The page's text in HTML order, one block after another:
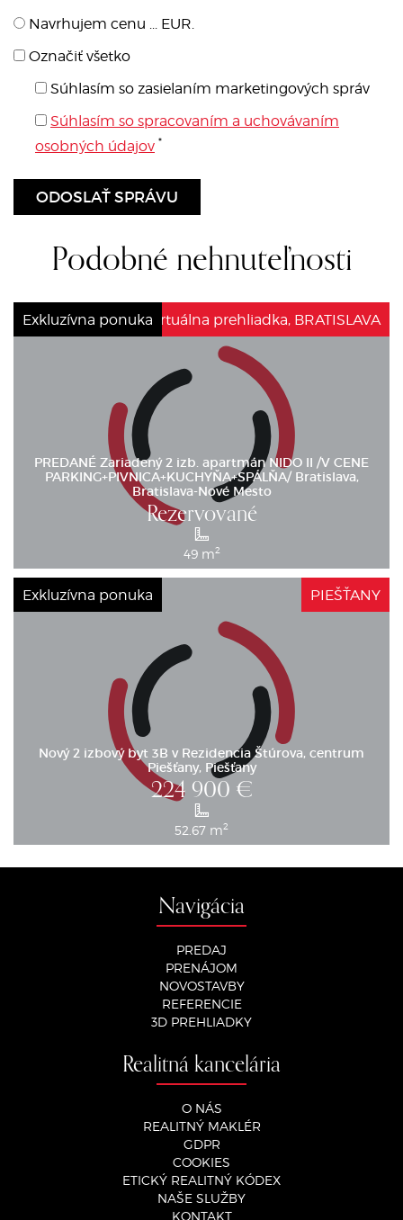
Navrhujem cenu ... EUR.
Označiť všetko
Súhlasím so zasielaním marketingových správ
Súhlasím so spracovaním a uchovávaním
osobných údajov *
Podobné nehnuteľnosti
Exkluzívna ponuka
PREDANÉ Zariadený 2 izb. apartmán NIDO II /V CENE
PARKING+PIVNICA+KUCHYŇA+SPÁLŇA/ Bratislava,
Bratislava-Nové Mesto
Rezervované
49 m2
Virtuálna prehliadka, BRATISLAVA
Exkluzívna ponuka
Nový 2 izbový byt 3B v Rezidencia Štúrova, centrum
Piešťany, Piešťany
224 900 €
52.67 m2
PIEŠŤANY
Navigácia
PREDAJ
PRENÁJOM
NOVOSTAVBY
REFERENCIE
3D PREHLIADKY
Realitná kancelária
O NÁS
REALITNÝ MAKLÉR
GDPR
COOKIES
ETICKÝ REALITNÝ KÓDEX
NAŠE SLUŽBY
KONTAKT